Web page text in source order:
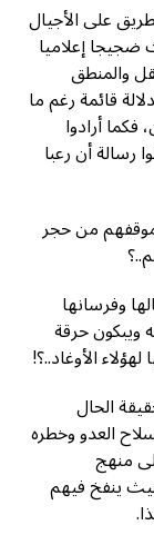
على الأجيال
ضجيجا إعلاميا
والمنطق
قائمة رغم ما
أرادوا
أن رعبا
موقفهم من حجر
وفرسانها
ويبكون حرقة
الأوغاد..؟!
الحال
العدو وخطره
منهج
ينفخ فيهم